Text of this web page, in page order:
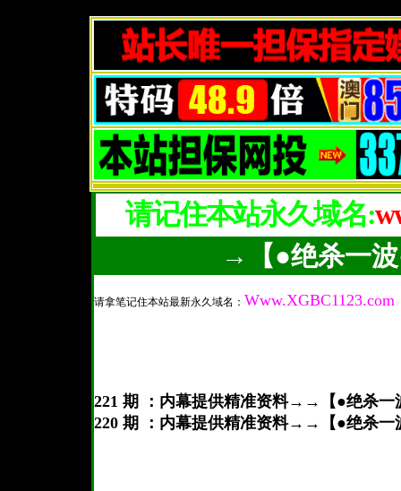
请记住本站永久域名:
→【●绝杀一
请拿笔记住本站最新永久域名： Www.XGBC1123.com
221 期 ：内幕提供精准资料→→【●绝杀
220 期 ：内幕提供精准资料→→【●绝杀